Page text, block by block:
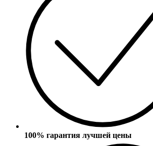
100% гарантия лучшей цены